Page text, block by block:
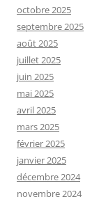
octobre 2025
septembre 2025
août 2025
juillet 2025
juin 2025
mai 2025
avril 2025
mars 2025
février 2025
janvier 2025
décembre 2024
novembre 2024